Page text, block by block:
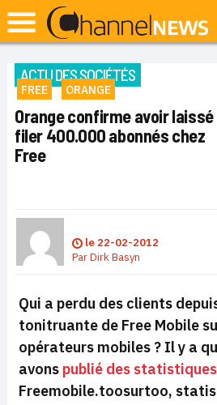
ACTU DES SOCIÉTÉS
FREE ORANGE
Orange confirme avoir laissé
filer 400.000 abonnés chez
Free
le 22-02-2012
ParDirk Basyn
Qui a perdu des clients
tonitruante de Free Mobile
opérateurs mobiles ? Il y a
avons publié des statistiques
Freemobile.toosurtoo,